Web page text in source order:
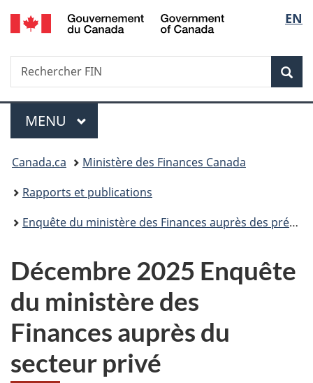
Passer
au
Passer
à
du
Passer
à
simplifiée
de
la
EN
Recherche
Rechercher
FIN
Menu
MENU PRINCIPAL
Vous
êtes
ici :
Canada.ca
Ministère des Finances Canada
Rapports et publications
Enquête du ministère des Finances auprès des prévisionnistes économiques du secteur privé
Décembre 2025 Enquête
du ministère des
Finances auprès du
secteur privé